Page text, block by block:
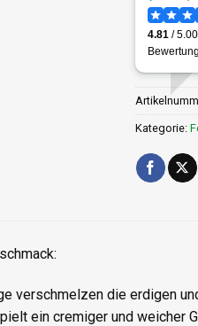
Kategorie:
verschmelzen die erdigen
ein cremiger und weicher